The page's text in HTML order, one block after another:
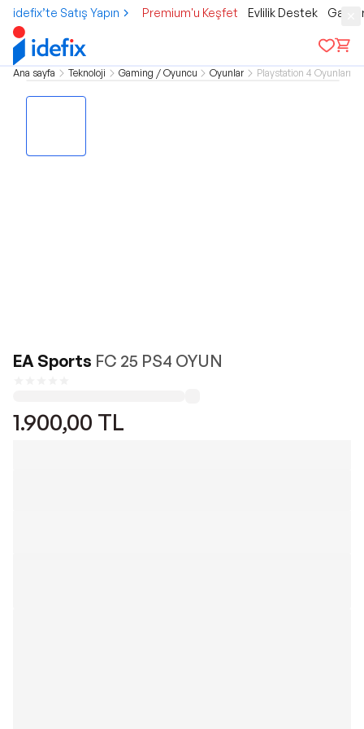
idefix’te Satış Yapın Premium'u Keşfet Evlilik Destek
Ana sayfa Teknoloji Gaming / Oyuncu Oyunlar Playstation 4 Oyunları
EA Sports FC 25 PS4 OYUN
1.900,00 TL